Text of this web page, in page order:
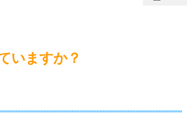
いますか？